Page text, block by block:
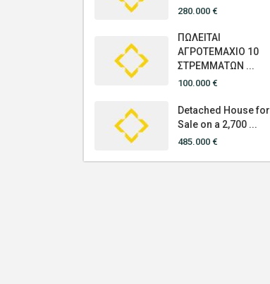
280.000 €
ΠΩΛΕΙΤΑΙ
ΑΓΡΟΤΕΜΑΧΙΟ 10
ΣΤΡΕΜΜΑΤΩΝ ...
100.000 €
Detached House for
Sale on a 2,700 ...
485.000 €